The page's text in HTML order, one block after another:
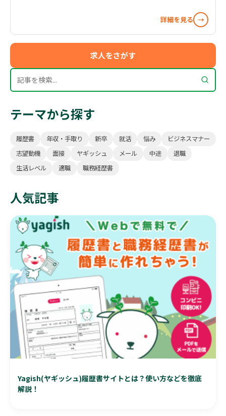
詳細を見る →
求人をさがす
人気記事
Yagish(ヤギッシュ)履歴書サイトとは？使い方などを徹底
解説！
テーマから探す
履歴書 年収・手取り 新卒 就活 悩み
ビジネスマナー
志望動機
面接 ヤギッシュ メール 中途
退職
生活レベル
適職 職務経歴書